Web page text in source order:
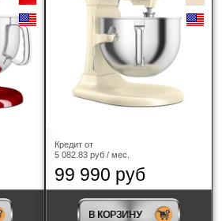
Кредит от
5 082.83 руб / мес.
99 990 руб
В КОРЗИНУ